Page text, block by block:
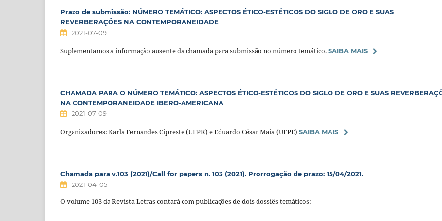
Prazo de submissão: NÚMERO TEMÁTICO: ASPECTOS ÉTICO-ESTÉTICOS DO SIGLO DE ORO E SUAS
REVERBERAÇÕES NA CONTEMPORANEIDADE
2021-07-09
Suplementamos a informação ausente da chamada para submissão no número temático.SAIBA MAIS
CHAMADA PARA O NÚMERO TEMÁTICO: ASPECTOS ÉTICO-ESTÉTICOS DO SIGLO DE ORO E SUAS
NA CONTEMPORANEIDADE IBERO-AMERICANA
2021-07-09
Organizadores: Karla Fernandes Cipreste (UFPR) e Eduardo César Maia (UFPE) SAIBA MAIS
Chamada para v.103 (2021)/Call for papers n. 103 (2021). Prorrogação de prazo: 15/04/2021.
2021-04-05
O volume 103 da Revista Letras contará com publicações de dois dossiês temáticos: